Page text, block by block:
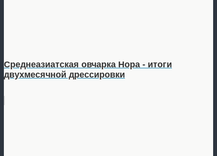
Среднеазиатская овчарка Нора - итоги
двухмесячной дрессировки